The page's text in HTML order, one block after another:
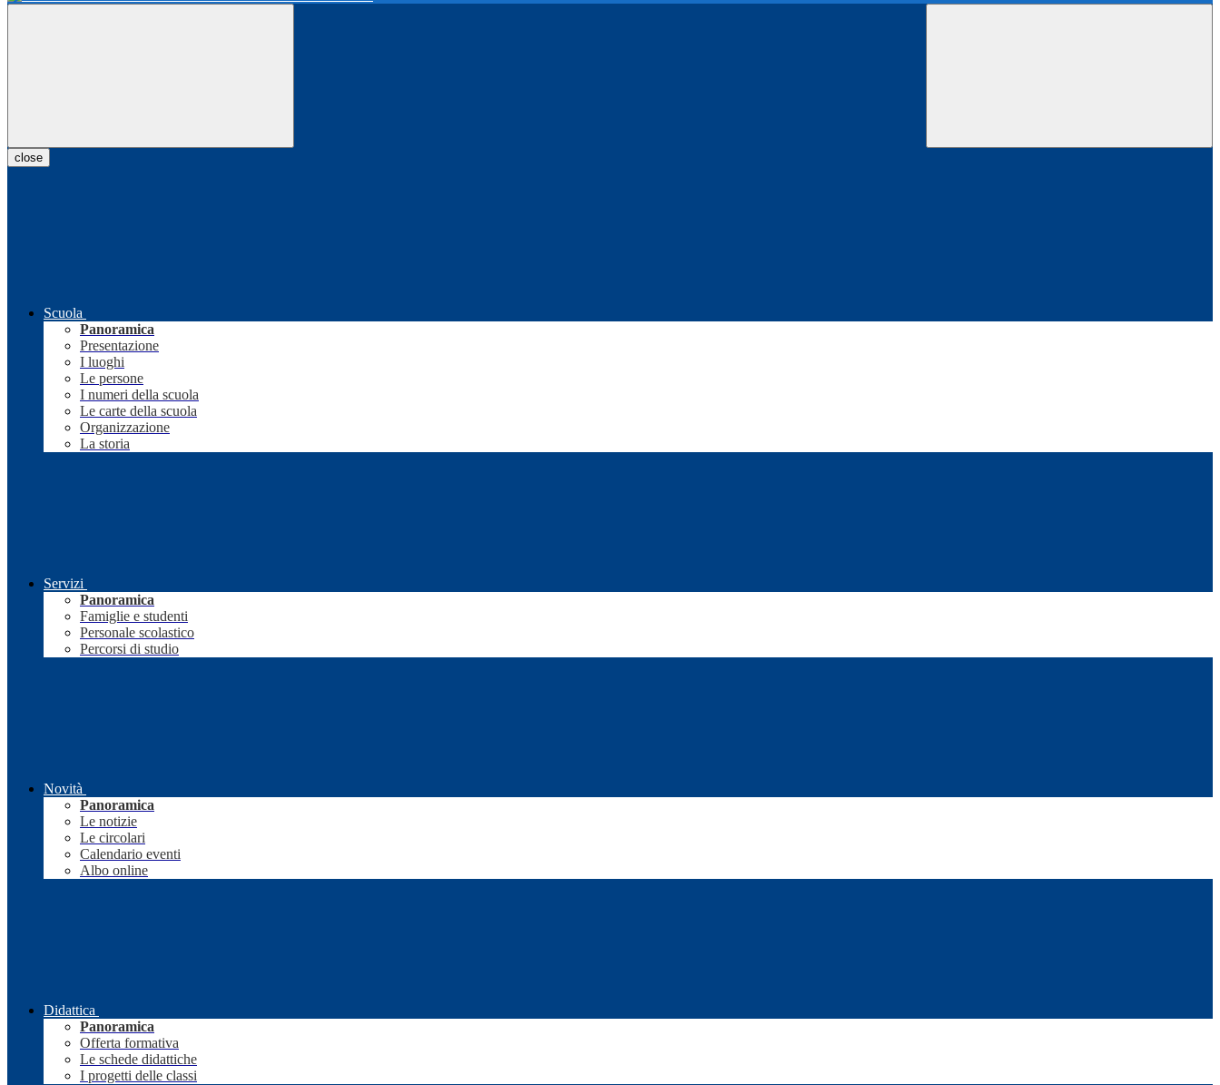
close
Scuola
Panoramica
Presentazione
I luoghi
Le persone
I numeri della scuola
Le carte della scuola
Organizzazione
La storia
Servizi
Panoramica
Famiglie e studenti
Personale scolastico
Percorsi di studio
Novità
Panoramica
Le notizie
Le circolari
Calendario eventi
Albo online
Didattica
Panoramica
Offerta formativa
Le schede didattiche
I progetti delle classi